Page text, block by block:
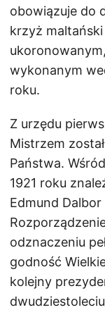
obowiązuje do
krzyż maltański
wykonanym
roku.
Z urzędu
Mistrzem
Państwa.
1921 roku
Edmund Dalbor
odznaczeniu
godność
kolejny